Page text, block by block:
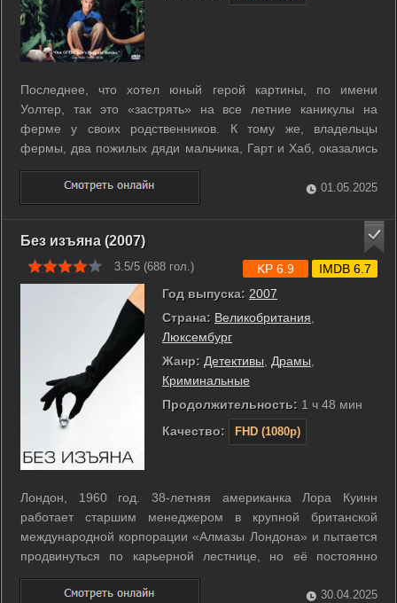
Последнее, что хотел юный герой картины, по имени
Уолтер, так это «застрять» на все летние каникулы на
ферме у своих родственников. К тому же, владельцы
фермы, два пожилых дяди мальчика, Гарт и Хаб, оказались
стариками «с приветом». Например, для них абсолютно в
порядке вещей заказать по почте… настоящего
африканского льва! Поначалу Уолтер был ...
01.05.2025
Без изъяна (2007)
3.5/5 (688 гол.)
Год выпуска: 2007
Страна: Великобритания
Люксембург
Жанр: Детективы Драмы
Криминальные
Продолжительность: 1 ч 48 мин
Качество:
FHD (1080p)
KP 6.9 IMDB 6.7
Лондон, 1960 год. 38-летняя американка Лора Куинн
работает старшим менеджером в крупной британской
международной корпорации «Алмазы Лондона» и пытается
продвинуться по карьерной лестнице, но её постоянно
обходят коллеги-мужчины. Однажды общительный уборщик
Хоббс сообщает, что её скоро уволят в связи условиями
30.04.2025